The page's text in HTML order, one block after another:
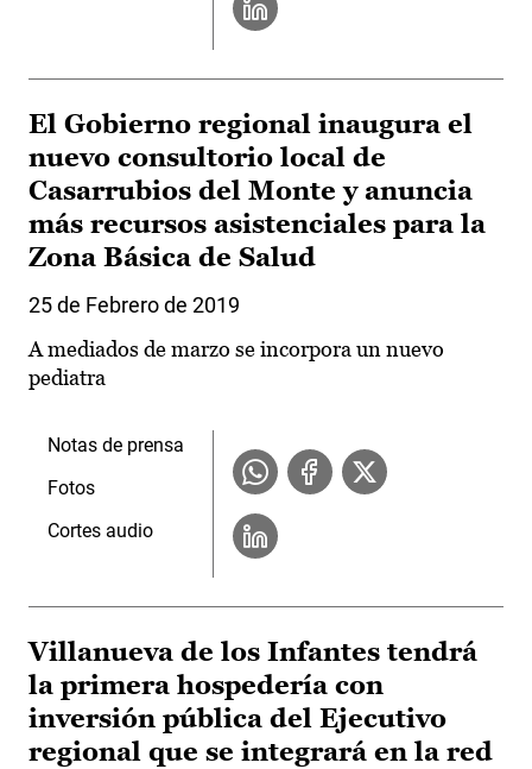
El Gobierno regional inaugura el
nuevo consultorio local de
Casarrubios del Monte y anuncia
más recursos asistenciales para la
Zona Básica de Salud
25 de Febrero de 2019
A mediados de marzo se incorpora un nuevo
pediatra
Notas de prensa
Fotos
Cortes audio
Villanueva de los Infantes tendrá
la primera hospedería con
inversión pública del Ejecutivo
regional que se integrará en la red